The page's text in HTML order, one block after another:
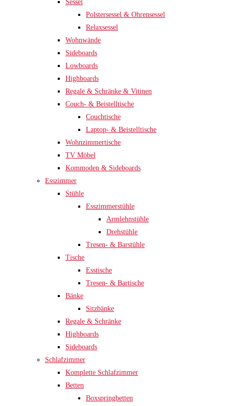
Sessel
Polstersessel & Ohrensessel
Relaxsessel
Wohnwände
Sideboards
Lowboards
Highboards
Regale & Schränke & Vitinen
Couch- & Beistelltische
Couchtische
Laptop- & Beistelltische
Wohnzimmertische
TV Möbel
Kommoden & Sideboards
Esszimmer
Stühle
Esszimmerstühle
Armlehnstühle
Drehstühle
Tresen- & Barstühle
Tische
Esstische
Tresen- & Bartische
Bänke
Sitzbänke
Regale & Schränke
Highboards
Sideboards
Schlafzimmer
Komplette Schlafzimmer
Betten
Boxspringbetten